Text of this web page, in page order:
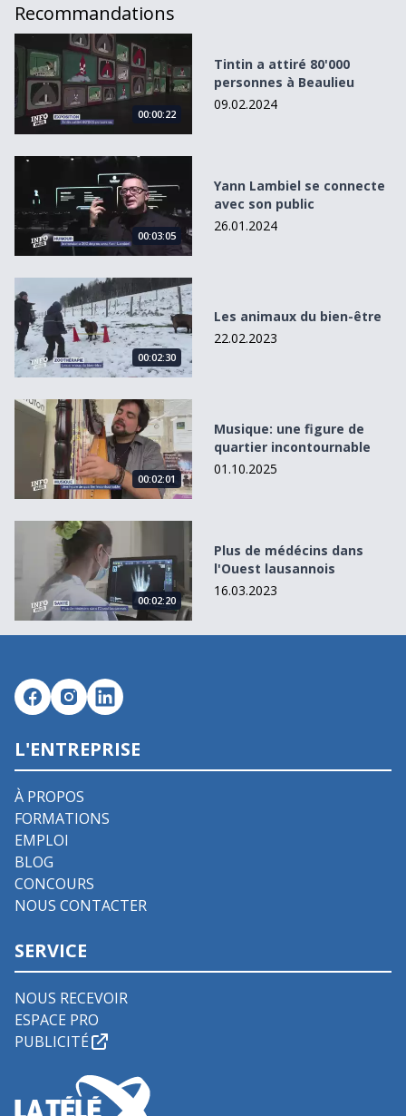
Recommandations
Tintin a attiré 80&#039;000 personnes à Beaulieu
00:00:22
Tintin a attiré 80'000
personnes à Beaulieu
09.02.2024
Yann Lambiel se connecte avec son public
00:03:05
Yann Lambiel se connecte
avec son public
26.01.2024
Les animaux du bien-être
00:02:30
Les animaux du bien-être
22.02.2023
Musique: une figure de quartier incontournable
00:02:01
Musique: une figure de
quartier incontournable
01.10.2025
Plus de médécins dans l&#039;Ouest lausannois
00:02:20
Plus de médécins dans
l'Ouest lausannois
16.03.2023
L'ENTREPRISE
À PROPOS
FORMATIONS
EMPLOI
BLOG
CONCOURS
NOUS CONTACTER
SERVICE
NOUS RECEVOIR
ESPACE PRO
PUBLICITÉ